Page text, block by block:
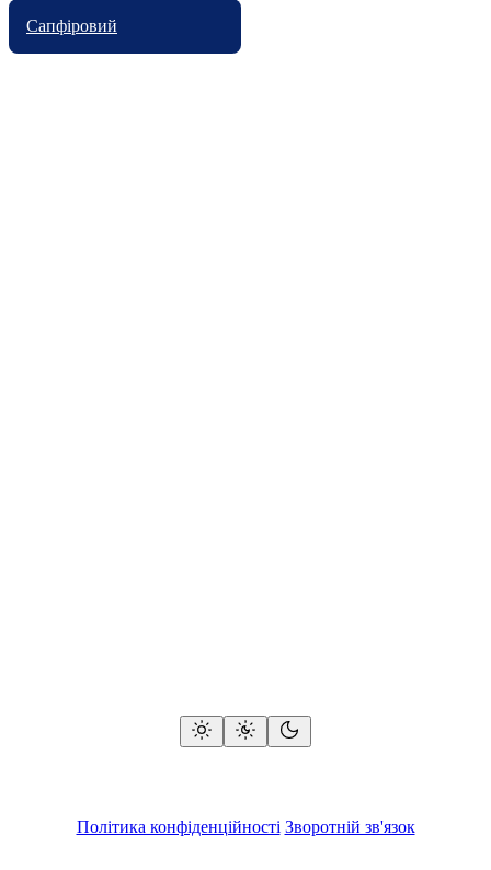
Сапфіровий
Політика конфіденційності Зворотній зв'язок